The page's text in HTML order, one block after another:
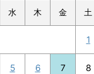
水 木 金 土
1
5 6 7 8